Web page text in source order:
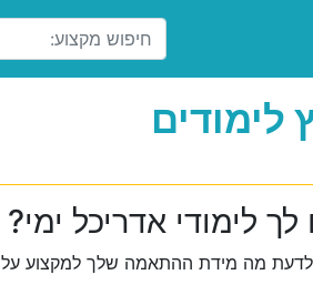
לימודים
לימודי אדריכל ימי?
לדעת מה מידת ההתאמה שלך למקצוע